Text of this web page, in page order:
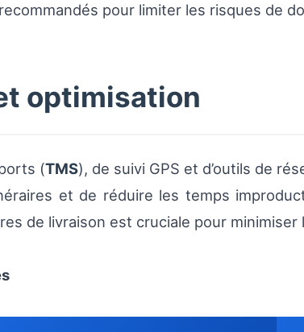
pour limiter les risques de
optimisation
(TMS), de suivi GPS et d’outils de
et de réduire les temps
de livraison est cruciale pour minimiser